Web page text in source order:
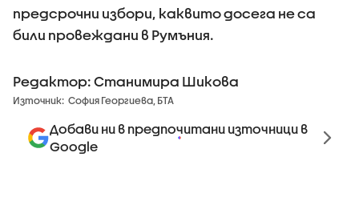
предсрочни избори, каквито досега не са
били провеждани в Румъния.
Редактор: Станимира Шикова
Източник: София Георгиева, БТА
Добави ни в предпочитани източници в
Google